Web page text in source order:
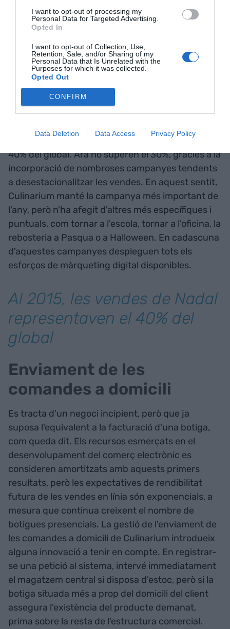
I want to opt-out of processing my
Personal Data for Targeted Advertising.
Opted In
I want to opt-out of Collection, Use,
Retention, Sale, and/or Sharing of my
Personal Data that Is Unrelated with the
Purposes for which it was collected.
Opted Out
CONFIRM
Data Deletion Data Access Privacy Policy
33,8 euros, atès que les comandes superiors als
50 euros l'enviament és gratuït. Val a dir que
l'aportació del comerç electrònic al global de la
companyia equivalent pràcticament al d'una
botiga.
Desestacionalització de
les vendes
Al 2015, les vendes de Nadal representaven el
40% del global. Ara no superen el 30%, gràcies a la
incorporació de nombroses campanyes tendents
a desestacionalitzar les vendes. En aquest sentit,
Culinarium manté la campanya més important de
l'any, però n'ha afegit d'altres més específiques i
puntuals, com tornar a l'escola, tornar a l'oficina, la
rebosteria a Pasqua o a Halloween. En cadascuna
d'aquestes campanyes despleguen tots els
esforços de màrqueting digital disponibles.
Al 2015, les vendes de Nadal
representaven el 40% del
global
Enviament de les
comandes a domicili
Es tracta d'un negoci incipient, però que ja
suposa l'equivalent a la facturació d'una botiga,
com queda dit. Els recursos esmerçats en el
desenvolupament del comerç electrònic es
consideren amortitzats amb aquests primers
resultats, però les expectatives de rendibilitat
futura de les vendes en línia són exponencials, a
mesura que continua creixent el nombre de
botigues presencials. La gestió de l'enviament de
les comandes a domicili de Culinarium introdueix
alguna innovació a tenir en compte. En registrar-
se una petició al sistema, intervé immediatament
el magatzem central si disposa d'estoc, però si la
botiga situada més a prop del domicili del client
assegura l'existència del producte demanat,
prima sobre la resta de l'estructura comercial.